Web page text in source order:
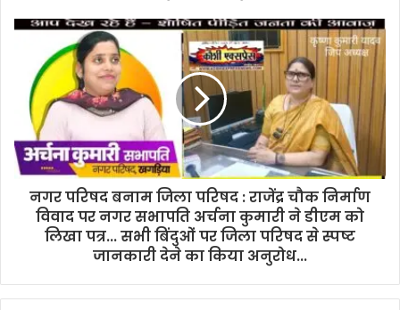
प्रति
प्रतिनिधियों
नगर परिषद बनाम जिला परिषद : राजेंद्र चौक निर्माण
विवाद पर नगर सभापति अर्चना कुमारी ने डीएम को
लिखा पत्र... सभी बिंदुओं पर जिला परिषद से स्पष्ट
जानकारी देने का किया अनुरोध...